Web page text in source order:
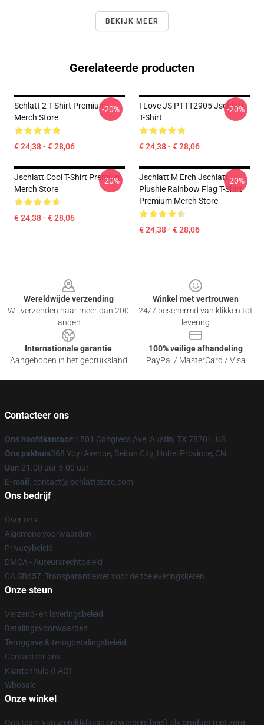
BEKIJK MEER
Gerelateerde producten
Schlatt 2 T-Shirt Premium
Merch Store
€ 24,38 - € 28,06
-20%
I Love JS PTTT2905 Jschlatt
T-Shirt
€ 24,38 - € 28,06
-20%
Jschlatt Cool T-Shirt Premium
Merch Store
€ 24,38 - € 28,06
-20%
Jschlatt M Erch Jschlatt
Plushie Rainbow Flag T-Shirt
Premium Merch Store
€ 24,38 - € 28,06
-20%
Wereldwijde verzending
Wij verzenden naar meer dan 200
landen
Winkel met vertrouwen
24/7 beschermd van klikken tot
levering
Internationale garantie
Aangeboden in het gebruiksland
100% veilige afhandeling
PayPal / MasterCard / Visa
Contacteer ons
Ons hoofdkantoor: 1501 Congress Ave, Austin, TX 78701, US
Ons pakhuis368 Yoyi Avenue, Beitun City, Hubei Province, CN
Uur: 21.00 uur 5.00 uur
E-mail: contact@jschlattstore.com
Ons bedrijf
Over ons
Algemene voorwaarden
Privacybeleid
DMCA - Auteursrechtbeleid
CA SB657: Transparantiewet voor de toeleveringsketen
Onze steun
Verzend- en leveringsbeleid
Betalingsvoorwaarden
Teruggave & terugbetalingsbeleid
Contacteer ons
Klantenhulp (FAQ)
Whosale
Onze winkel
Ons team van wereldklasse ontwerpers heeft elk product met zorg